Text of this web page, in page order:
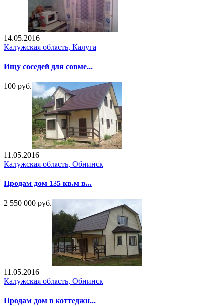
14.05.2016
Калужская область, Калуга
Ищу соседей для совме...
100 руб.
11.05.2016
Калужская область, Обнинск
Продам дом 135 кв.м в...
2 550 000 руб.
11.05.2016
Калужская область, Обнинск
Продам дом в коттеджн...